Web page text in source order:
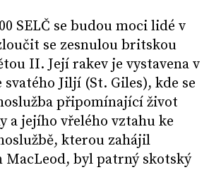
SELČ se budou moci lidé v
se zesnulou britskou
II. Její rakev je vystavena v
Jiljí (St. Giles), kde se
připomínající život
a jejího vřelého vztahu ke
kterou zahájil
MacLeod, byl patrný skotský